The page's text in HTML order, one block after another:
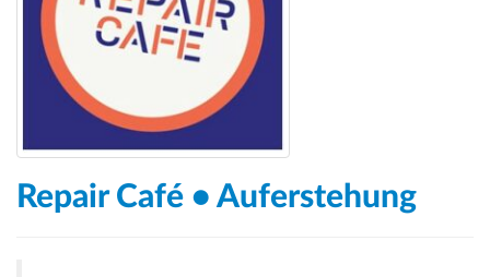
Repair Café • Auferstehung